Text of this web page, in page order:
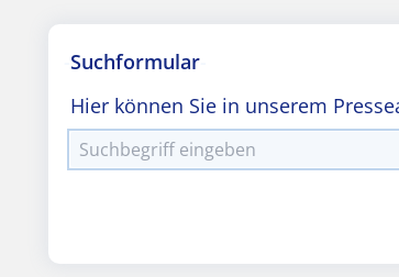
Suchformular
Hier können Sie in unserem